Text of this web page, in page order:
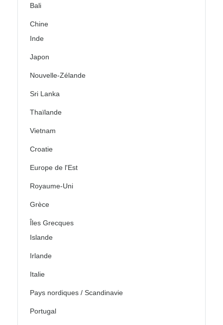
Bali
Chine
Inde
Japon
Nouvelle-Zélande
Sri Lanka
Thaïlande
Vietnam
Croatie
Europe de l'Est
Royaume-Uni
Grèce
Îles Grecques
Islande
Irlande
Italie
Pays nordiques / Scandinavie
Portugal